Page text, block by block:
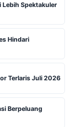
Lebih Spektakuler
Hindari
Terlaris Juli 2026
Berpeluang